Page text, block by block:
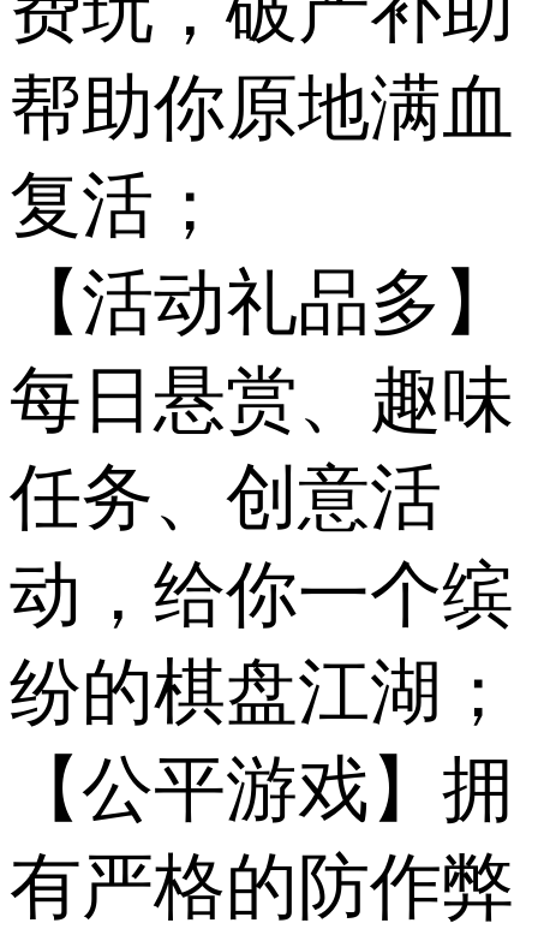
帮助你原地满血
复活；
【活动礼品多】
每日悬赏、趣味
任务、创意活
动，给你一个缤
纷的棋盘江湖；
【公平游戏】拥
有严格的防作弊